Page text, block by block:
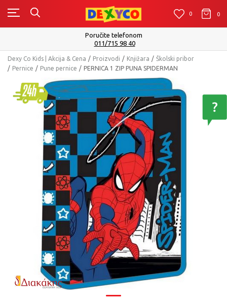
0 0 0
Isporuku možete očekivati u roku od 2 do 4
Dexy Co Kids | Akcija & Cena Proizvodi Knjižara
Školski pribor
Pernice
Pune pernice PERNICA 1 ZIP PUNA SPIDERMAN